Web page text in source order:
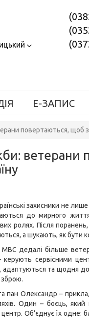
Е-ЗАПИС
повертаються, щоб
ветерани
захисники не
до мирного
ролях. Після
а шукають, як бути
МВС дедалі більше
керують сервісними
адаптуються та щодня
пан Олександр –
Один – боєць, який
Об’єднує їх одне: